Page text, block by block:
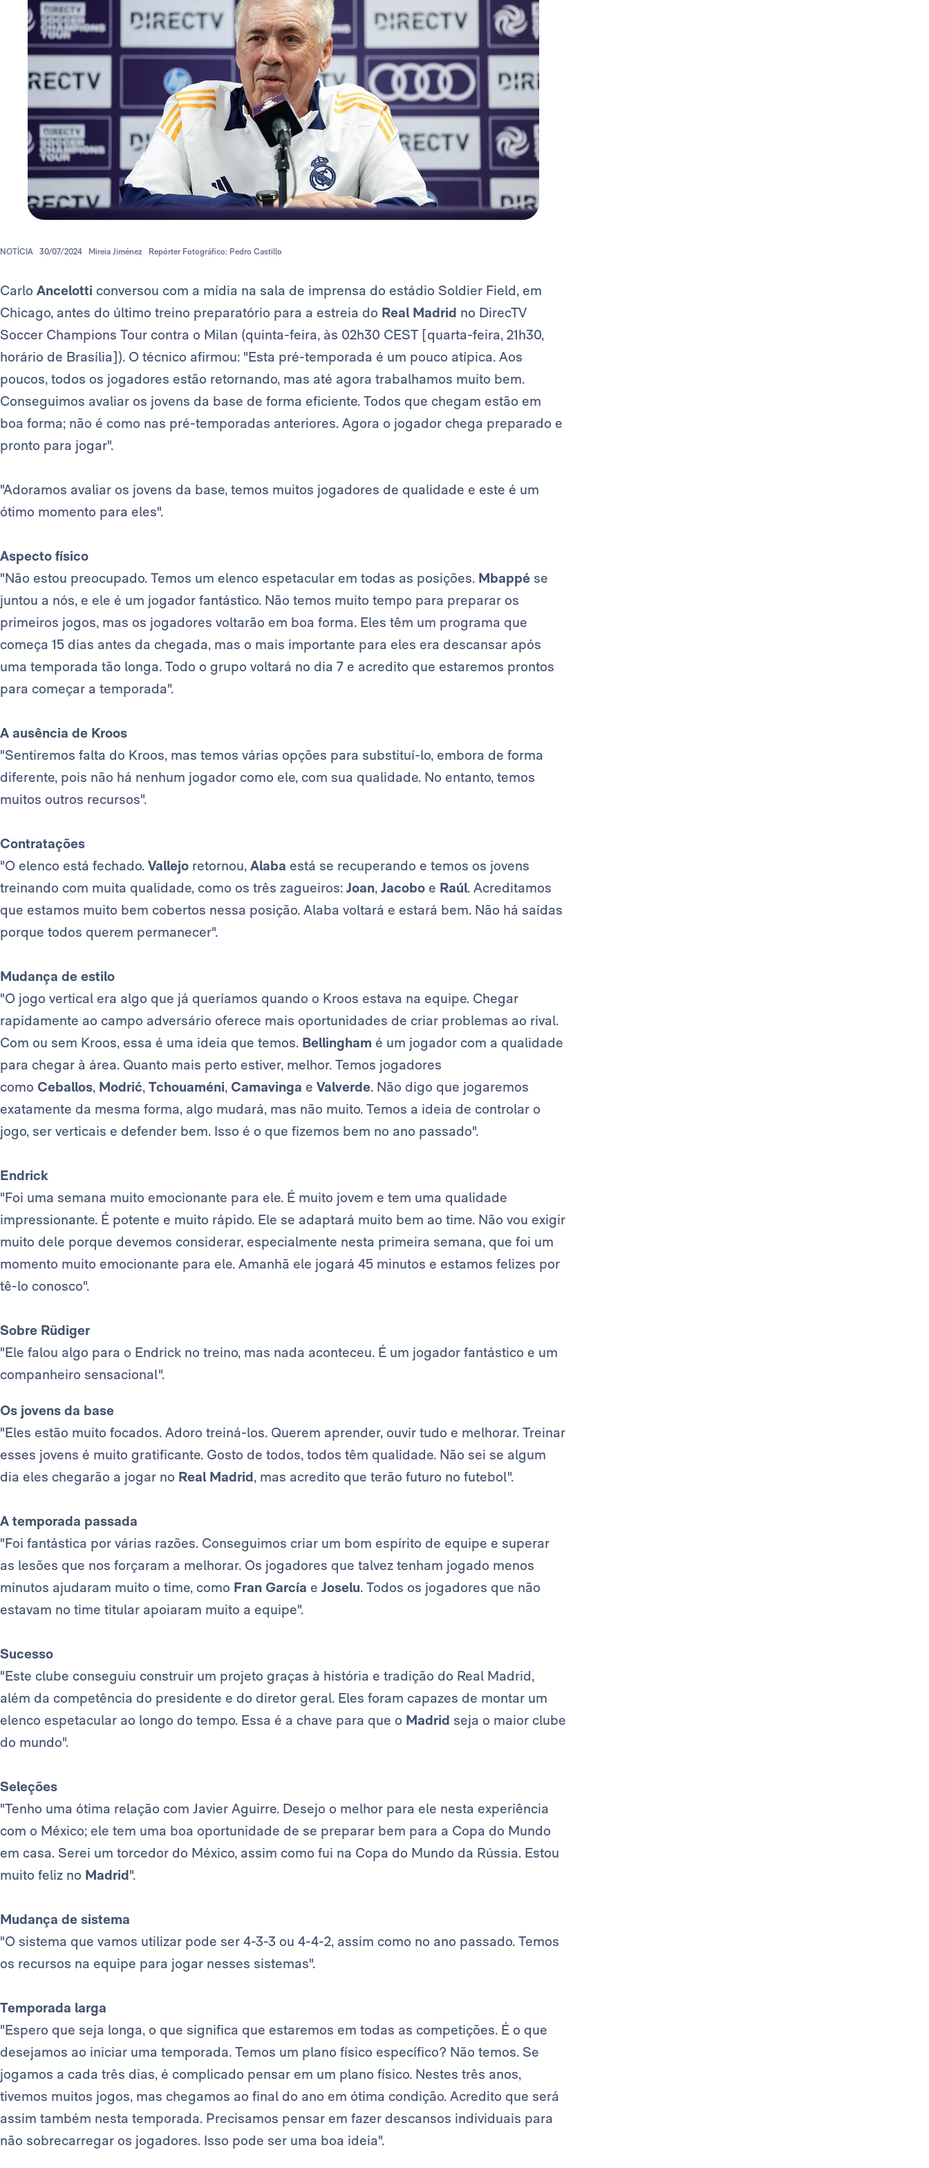
NOTÍCIA 30/07/2024 Mireia Jiménez Repórter Fotográfico: Pedro Castillo
Carlo Ancelotti conversou com a mídia na sala de imprensa do estádio Soldier Field, em
Chicago, antes do último treino preparatório para a estreia do Real Madrid no DirecTV
Soccer Champions Tour contra o Milan (quinta-feira, às 02h30 CEST [quarta-feira, 21h30,
horário de Brasília]). O técnico afirmou: "Esta pré-temporada é um pouco atípica. Aos
poucos, todos os jogadores estão retornando, mas até agora trabalhamos muito bem.
Conseguimos avaliar os jovens da base de forma eficiente. Todos que chegam estão em
boa forma; não é como nas pré-temporadas anteriores. Agora o jogador chega preparado e
pronto para jogar".
"Adoramos avaliar os jovens da base, temos muitos jogadores de qualidade e este é um
ótimo momento para eles".
Aspecto físico
"Não estou preocupado. Temos um elenco espetacular em todas as posições. Mbappé se
juntou a nós, e ele é um jogador fantástico. Não temos muito tempo para preparar os
primeiros jogos, mas os jogadores voltarão em boa forma. Eles têm um programa que
começa 15 dias antes da chegada, mas o mais importante para eles era descansar após
uma temporada tão longa. Todo o grupo voltará no dia 7 e acredito que estaremos prontos
para começar a temporada".
A ausência de Kroos
"Sentiremos falta do Kroos, mas temos várias opções para substituí-lo, embora de forma
diferente, pois não há nenhum jogador como ele, com sua qualidade. No entanto, temos
muitos outros recursos".
Contratações
"O elenco está fechado. Vallejo retornou, Alaba está se recuperando e temos os jovens
treinando com muita qualidade, como os três zagueiros: Joan, Jacobo e Raúl. Acreditamos
que estamos muito bem cobertos nessa posição. Alaba voltará e estará bem. Não há saídas
porque todos querem permanecer".
Mudança de estilo
"O jogo vertical era algo que já queríamos quando o Kroos estava na equipe. Chegar
rapidamente ao campo adversário oferece mais oportunidades de criar problemas ao rival.
Com ou sem Kroos, essa é uma ideia que temos. Bellingham é um jogador com a qualidade
para chegar à área. Quanto mais perto estiver, melhor. Temos jogadores
como Ceballos, Modrić, Tchouaméni, Camavinga e Valverde. Não digo que jogaremos
exatamente da mesma forma, algo mudará, mas não muito. Temos a ideia de controlar o
jogo, ser verticais e defender bem. Isso é o que fizemos bem no ano passado".
Endrick
"Foi uma semana muito emocionante para ele. É muito jovem e tem uma qualidade
impressionante. É potente e muito rápido. Ele se adaptará muito bem ao time. Não vou exigir
muito dele porque devemos considerar, especialmente nesta primeira semana, que foi um
momento muito emocionante para ele. Amanhã ele jogará 45 minutos e estamos felizes por
tê-lo conosco".
Sobre Rüdiger
"Ele falou algo para o Endrick no treino, mas nada aconteceu. É um jogador fantástico e um
companheiro sensacional".
Os jovens da base
"Eles estão muito focados. Adoro treiná-los. Querem aprender, ouvir tudo e melhorar. Treinar
esses jovens é muito gratificante. Gosto de todos, todos têm qualidade. Não sei se algum
dia eles chegarão a jogar no Real Madrid, mas acredito que terão futuro no futebol".
A temporada passada
"Foi fantástica por várias razões. Conseguimos criar um bom espírito de equipe e superar
as lesões que nos forçaram a melhorar. Os jogadores que talvez tenham jogado menos
minutos ajudaram muito o time, como Fran García e Joselu. Todos os jogadores que não
estavam no time titular apoiaram muito a equipe".
Sucesso
"Este clube conseguiu construir um projeto graças à história e tradição do Real Madrid,
além da competência do presidente e do diretor geral. Eles foram capazes de montar um
elenco espetacular ao longo do tempo. Essa é a chave para que o Madrid seja o maior clube
do mundo".
Seleções
"Tenho uma ótima relação com Javier Aguirre. Desejo o melhor para ele nesta experiência
com o México; ele tem uma boa oportunidade de se preparar bem para a Copa do Mundo
em casa. Serei um torcedor do México, assim como fui na Copa do Mundo da Rússia. Estou
muito feliz no Madrid".
Mudança de sistema
"O sistema que vamos utilizar pode ser 4-3-3 ou 4-4-2, assim como no ano passado. Temos
os recursos na equipe para jogar nesses sistemas".
Temporada larga
"Espero que seja longa, o que significa que estaremos em todas as competições. É o que
desejamos ao iniciar uma temporada. Temos um plano físico específico? Não temos. Se
jogamos a cada três dias, é complicado pensar em um plano físico. Nestes três anos,
tivemos muitos jogos, mas chegamos ao final do ano em ótima condição. Acredito que será
assim também nesta temporada. Precisamos pensar em fazer descansos individuais para
não sobrecarregar os jogadores. Isso pode ser uma boa ideia".